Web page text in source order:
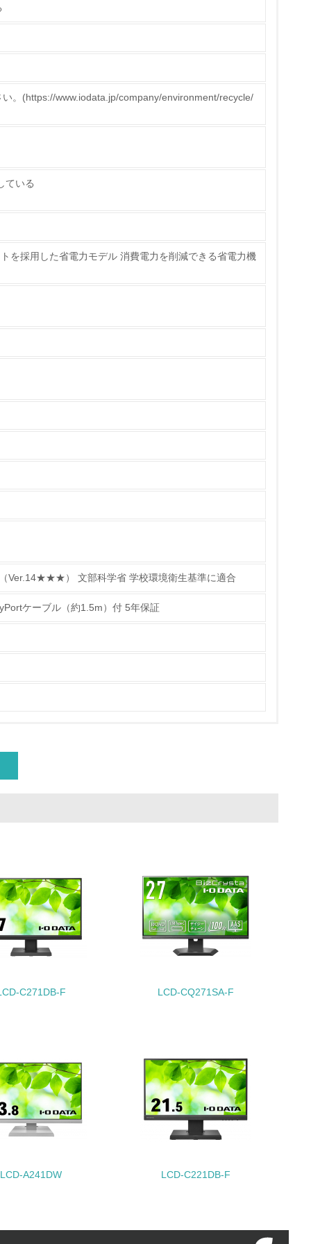
理解し、実践している
使用量削減の取り組みを行っている
計画を立てている
目標や計画を立てている
っている
植林、天然林保護、間伐＞、認証品の
極的に参加している
チェック
い。(https://www.iodata.jp/company/environment/recycle/
ている
を採用した省電力モデル 消費電力を削減できる省電力機
Ver.14★★★） 文部科学省 学校環境衛生基準に適合
ケーブル（約1.5m）付 5年保証
C271DB-F LCD-CQ271SA-F
LCD-A241DW LCD-C221DB-F